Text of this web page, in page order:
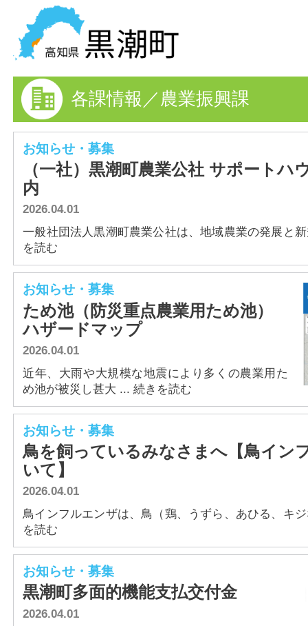
HOME
まちの情報
各課情報
事業者の方へ
電子申請
FAQ
アクセス
黒潮町の情報を探す
各課情報／農業振興課
お知らせ・募集
（一社）黒潮町農業公社 サポートハ
内
2026.04.01
一般社団法人黒潮町農業公社は、地域農業の発展と
を読む
お知らせ・募集
ため池（防災重点農業用ため池）
ハザードマップ
2026.04.01
近年、大雨や大規模な地震により多くの農業用た
め池が被災し甚大 ... 続きを読む
お知らせ・募集
鳥を飼っているみなさまへ【鳥イン
いて】
2026.04.01
鳥インフルエンザは、鳥（鶏、うずら、あひる、キ
を読む
お知らせ・募集
黒潮町多面的機能支払交付金
2026.04.01